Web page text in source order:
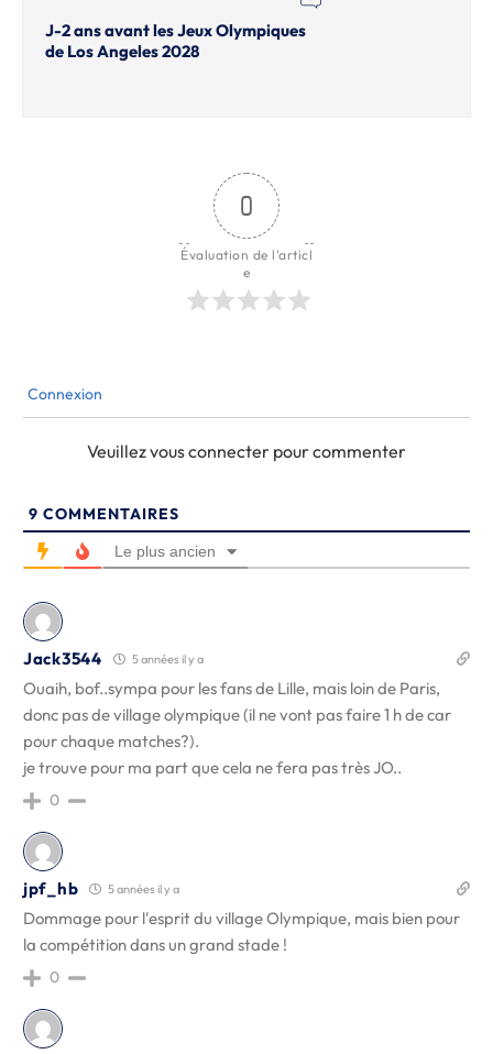
J-2 ans avant les Jeux Olympiques
de Los Angeles 2028
0
Évaluation de l'articl
e
Connexion
Veuillez vous connecter pour commenter
9 COMMENTAIRES
Le plus ancien
Jack3544 5 années il y a
Ouaih, bof..sympa pour les fans de Lille, mais loin de Paris,
donc pas de village olympique (il ne vont pas faire 1 h de car
pour chaque matches?).
je trouve pour ma part que cela ne fera pas très JO..
0
jpf_hb 5 années il y a
Dommage pour l'esprit du village Olympique, mais bien pour
la compétition dans un grand stade !
0